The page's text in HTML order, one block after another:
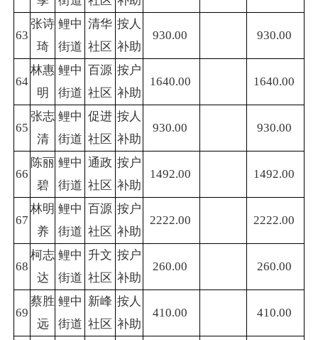
63
张诗
琦
鲤中
街道
清华
社区
按人
补助
930.00 930.00
64
林惠
明
鲤中
街道
百源
社区
按户
补助
1640.00 1640.00
65
张志
清
鲤中
街道
促进
社区
按人
补助
930.00 930.00
66
陈丽
碧
鲤中
街道
通政
社区
按户
补助
1492.00 1492.00
67
林明
养
鲤中
街道
百源
社区
按户
补助
2222.00 2222.00
68
柯志
达
鲤中
街道
升文
社区
按户
补助
260.00 260.00
69
蔡胜
远
鲤中
街道
新峰
社区
按人
补助
410.00 410.00